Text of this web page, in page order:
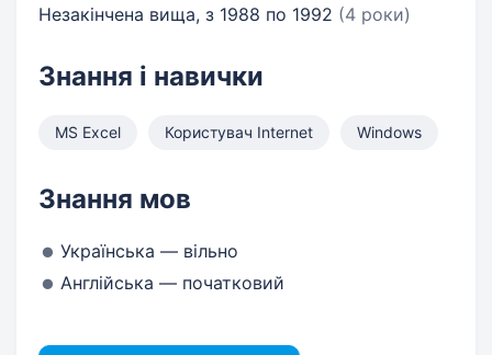
Незакінчена вища, з 1988 по 1992 (4 роки)
Знання і навички
MS Excel Користувач Internet Windows
Знання мов
Українська — вільно
Англійська — початковий